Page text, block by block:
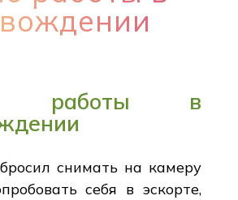
работы в
снимать на камеру
себя в эскорте,